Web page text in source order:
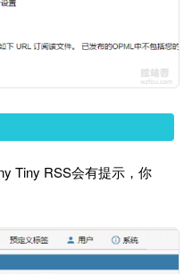
Tiny RSS会有提示，你